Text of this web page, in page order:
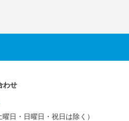
わせ
日・日曜日・祝日は除く）